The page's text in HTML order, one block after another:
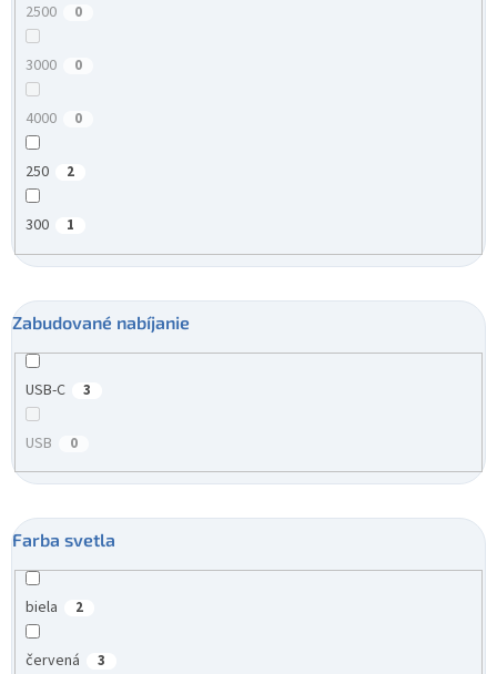
2500 0
3000 0
4000 0
250 2
300 1
Zabudované nabíjanie
USB-C 3
USB 0
Farba svetla
biela 2
červená 3